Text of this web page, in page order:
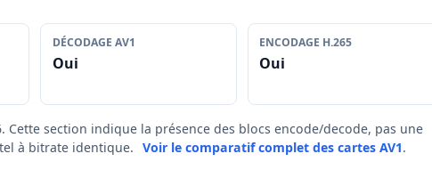
DÉCODAGE AV1
Oui
ENCODAGE H.265
Oui
Cette section indique la présence des blocs encode/decode, pas une
à bitrate identique. Voir le comparatif complet des cartes AV1.